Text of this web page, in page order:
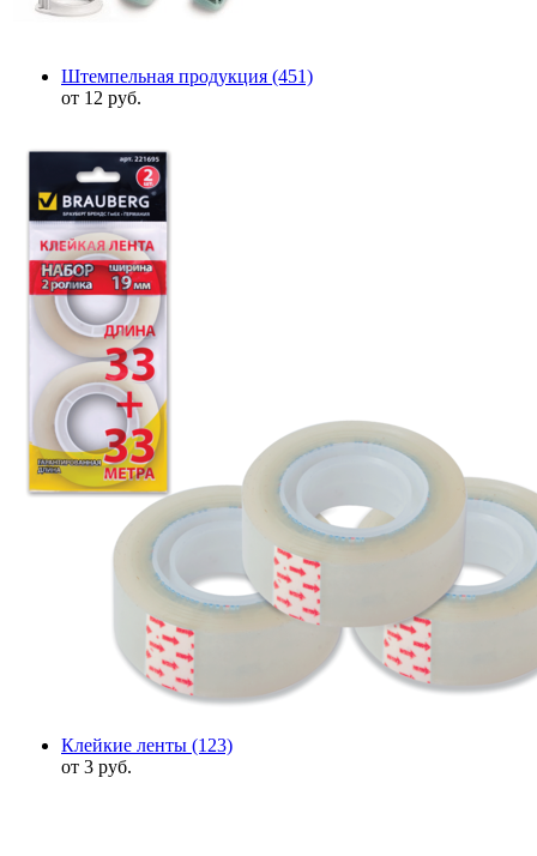
Штемпельная продукция (451)
от 12 руб.
Клейкие ленты (123)
от 3 руб.